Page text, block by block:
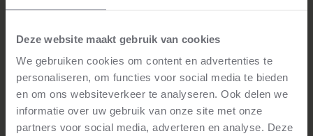
Deze website maakt gebruik van cookies
We gebruiken cookies om content en advertenties te
personaliseren, om functies voor social media te bieden
en om ons websiteverkeer te analyseren. Ook delen we
informatie over uw gebruik van onze site met onze
partners voor social media, adverteren en analyse. Deze
steunen wij de orkesten en ook hun educatieve
initiatieven".
De heer en mevrouw Oudmaijer
Neem voor meer informatie contact met ons op. Natasha
Hoogenboom staat je graag te woord.